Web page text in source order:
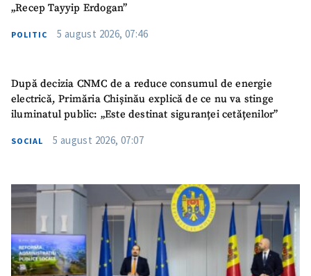
„Recep Tayyip Erdogan”
POLITIC 5 august 2026, 07:46
După decizia CNMC de a reduce consumul de energie
electrică, Primăria Chișinău explică de ce nu va stinge
iluminatul public: „Este destinat siguranței cetățenilor”
SOCIAL 5 august 2026, 07:07